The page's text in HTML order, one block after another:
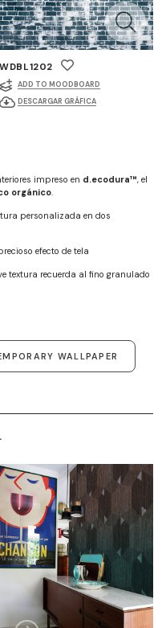
WDBL1202
ADD TO MOODBOARD
DESCARGAR GRÁFICA
impreso en d.ecodura™, el
orgánico.
personalizada en dos
efecto de tela
textura recuerda al fino granulado
WALLPAPER